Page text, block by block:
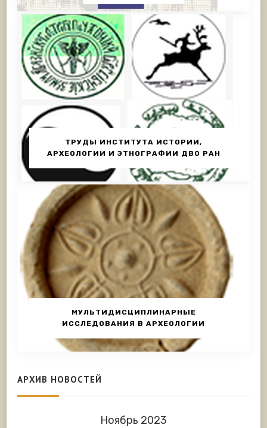
ТРУДЫ ИНСТИТУТА ИСТОРИИ,
АРХЕОЛОГИИ И ЭТНОГРАФИИ ДВО РАН
МУЛЬТИДИСЦИПЛИНАРНЫЕ
ИССЛЕДОВАНИЯ В АРХЕОЛОГИИ
АРХИВ НОВОСТЕЙ
Ноябрь 2023